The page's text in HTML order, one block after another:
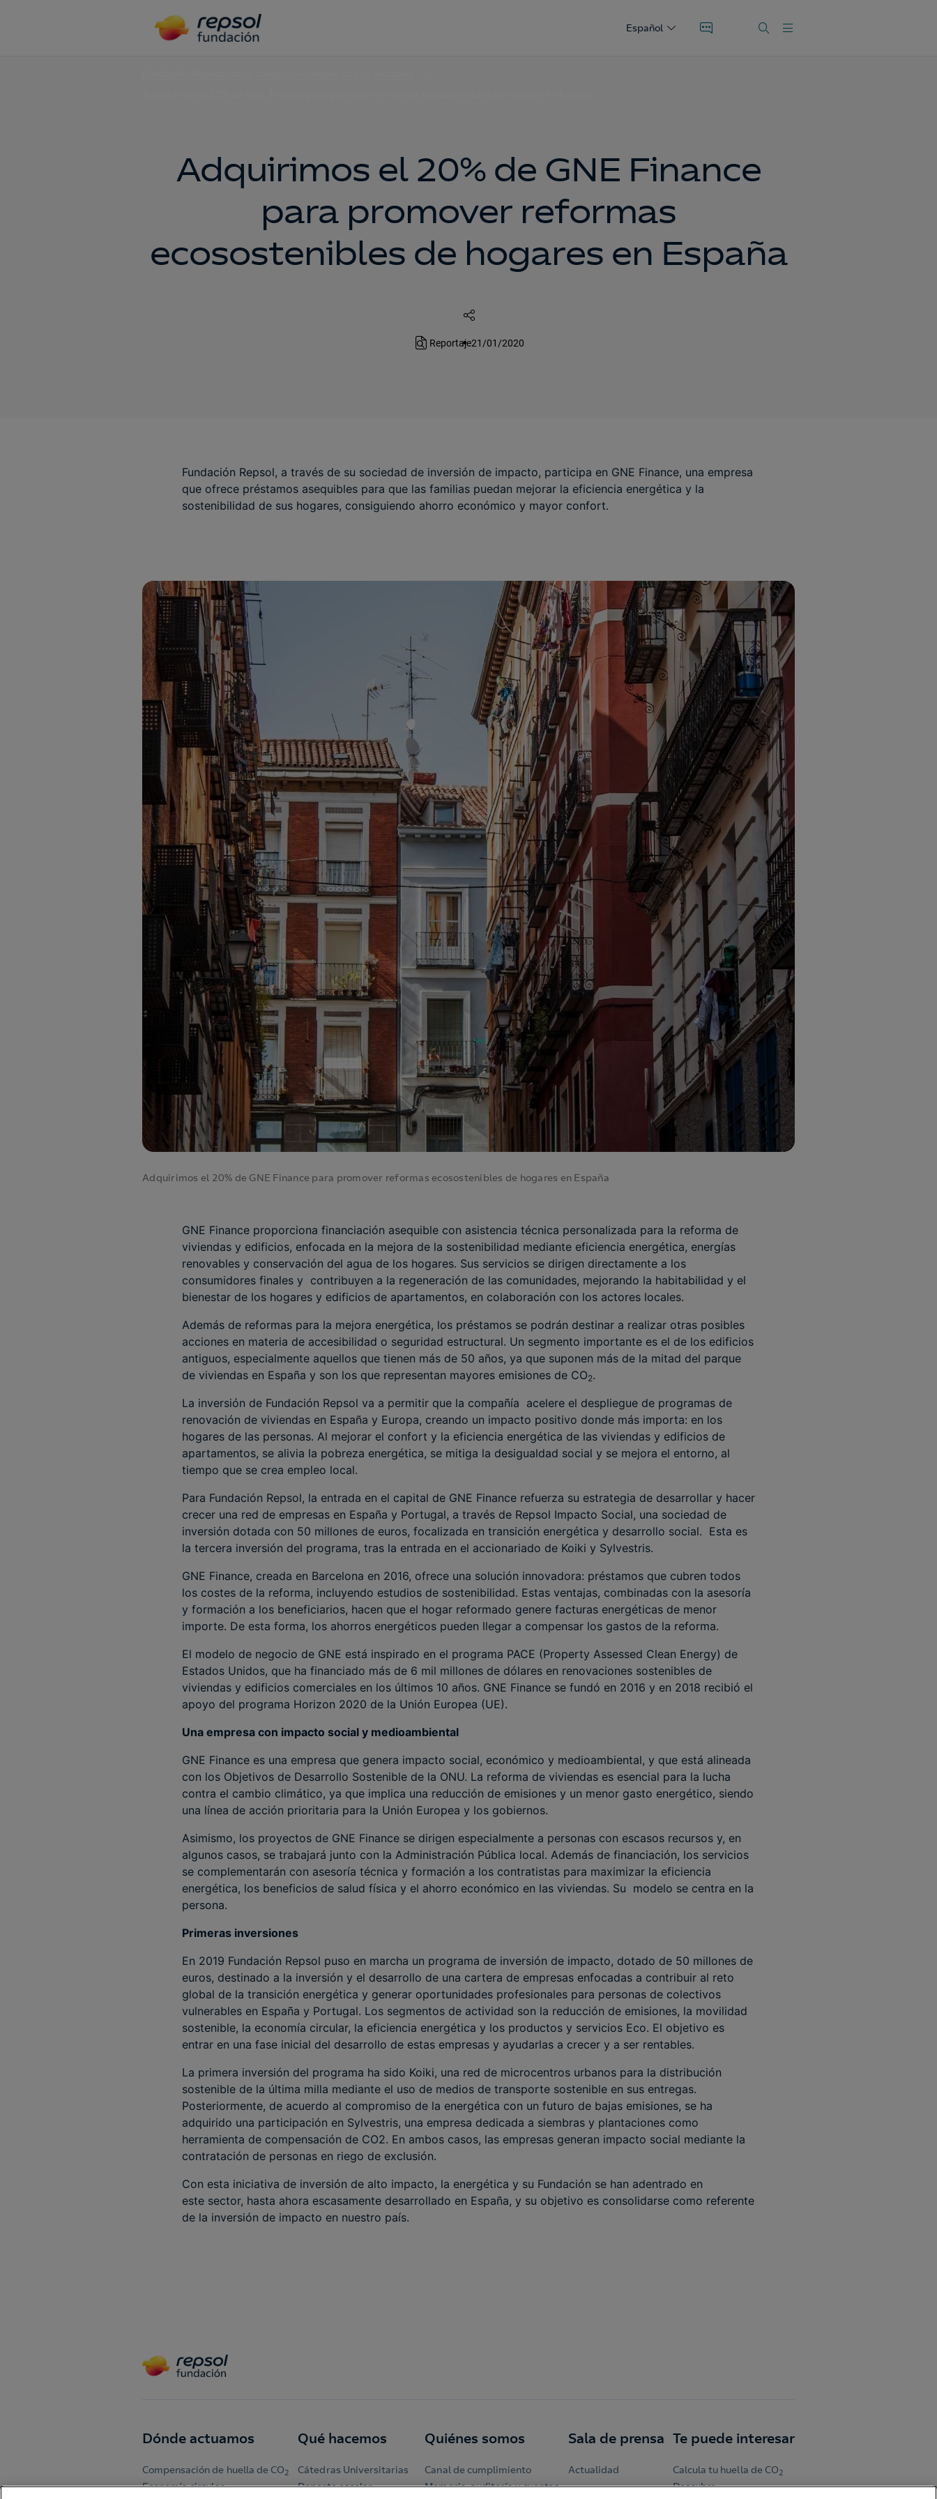
Español
Adquirimos el 20% de GNE Finance
para promover reformas
ecosostenibles de hogares en España
Reportaje21/01/2020
Fundación Repsol, a través de su sociedad de inversión de impacto, participa en GNE Finance, una empresa
que ofrece préstamos asequibles para que las familias puedan mejorar la eficiencia energética y la
sostenibilidad de sus hogares, consiguiendo ahorro económico y mayor confort.
Adquirimos el 20% de GNE Finance para promover reformas ecosostenibles de hogares en España
GNE Finance proporciona financiación asequible con asistencia técnica personalizada para la reforma de
viviendas y edificios, enfocada en la mejora de la sostenibilidad mediante eficiencia energética, energías
renovables y conservación del agua de los hogares. Sus servicios se dirigen directamente a los
consumidores finales y contribuyen a la regeneración de las comunidades, mejorando la habitabilidad y el
bienestar de los hogares y edificios de apartamentos, en colaboración con los actores locales.
Además de reformas para la mejora energética, los préstamos se podrán destinar a realizar otras posibles
acciones en materia de accesibilidad o seguridad estructural. Un segmento importante es el de los edificios
antiguos, especialmente aquellos que tienen más de 50 años, ya que suponen más de la mitad del parque
de viviendas en España y son los que representan mayores emisiones de CO2.
La inversión de Fundación Repsol va a permitir que la compañía acelere el despliegue de programas de
renovación de viviendas en España y Europa, creando un impacto positivo donde más importa: en los
hogares de las personas. Al mejorar el confort y la eficiencia energética de las viviendas y edificios de
apartamentos, se alivia la pobreza energética, se mitiga la desigualdad social y se mejora el entorno, al
tiempo que se crea empleo local.
Para Fundación Repsol, la entrada en el capital de GNE Finance refuerza su estrategia de desarrollar y hacer
crecer una red de empresas en España y Portugal, a través de Repsol Impacto Social, una sociedad de
inversión dotada con 50 millones de euros, focalizada en transición energética y desarrollo social. Esta es
la tercera inversión del programa, tras la entrada en el accionariado de Koiki y Sylvestris.
GNE Finance, creada en Barcelona en 2016, ofrece una solución innovadora: préstamos que cubren todos
los costes de la reforma, incluyendo estudios de sostenibilidad. Estas ventajas, combinadas con la asesoría
y formación a los beneficiarios, hacen que el hogar reformado genere facturas energéticas de menor
importe. De esta forma, los ahorros energéticos pueden llegar a compensar los gastos de la reforma.
El modelo de negocio de GNE está inspirado en el programa PACE (Property Assessed Clean Energy) de
Estados Unidos, que ha financiado más de 6 mil millones de dólares en renovaciones sostenibles de
viviendas y edificios comerciales en los últimos 10 años. GNE Finance se fundó en 2016 y en 2018 recibió el
apoyo del programa Horizon 2020 de la Unión Europea (UE).
Una empresa con impacto social y medioambiental
GNE Finance es una empresa que genera impacto social, económico y medioambiental, y que está alineada
con los Objetivos de Desarrollo Sostenible de la ONU. La reforma de viviendas es esencial para la lucha
contra el cambio climático, ya que implica una reducción de emisiones y un menor gasto energético, siendo
una línea de acción prioritaria para la Unión Europea y los gobiernos.
Asimismo, los proyectos de GNE Finance se dirigen especialmente a personas con escasos recursos y, en
algunos casos, se trabajará junto con la Administración Pública local. Además de financiación, los servicios
se complementarán con asesoría técnica y formación a los contratistas para maximizar la eficiencia
energética, los beneficios de salud física y el ahorro económico en las viviendas. Su modelo se centra en la
persona.
Primeras inversiones
En 2019 Fundación Repsol puso en marcha un programa de inversión de impacto, dotado de 50 millones de
euros, destinado a la inversión y el desarrollo de una cartera de empresas enfocadas a contribuir al reto
global de la transición energética y generar oportunidades profesionales para personas de colectivos
vulnerables en España y Portugal. Los segmentos de actividad son la reducción de emisiones, la movilidad
sostenible, la economía circular, la eficiencia energética y los productos y servicios Eco. El objetivo es
entrar en una fase inicial del desarrollo de estas empresas y ayudarlas a crecer y a ser rentables.
La primera inversión del programa ha sido Koiki, una red de microcentros urbanos para la distribución
sostenible de la última milla mediante el uso de medios de transporte sostenible en sus entregas.
Posteriormente, de acuerdo al compromiso de la energética con un futuro de bajas emisiones, se ha
adquirido una participación en Sylvestris, una empresa dedicada a siembras y plantaciones como
herramienta de compensación de CO2. En ambos casos, las empresas generan impacto social mediante la
contratación de personas en riego de exclusión.
Con esta iniciativa de inversión de alto impacto, la energética y su Fundación se han adentrado en
este sector, hasta ahora escasamente desarrollado en España, y su objetivo es consolidarse como referente
de la inversión de impacto en nuestro país.
Dónde actuamos
Compensación de huella de CO2
Economía circular
Qué hacemos
Cátedras Universitarias
Deporte escolar
Quiénes somos
Canal de cumplimiento
Memoria, auditoría y cuentas
Sala de prensa
Actualidad
Te puede interesar
Calcula tu huella de CO2
Descubre